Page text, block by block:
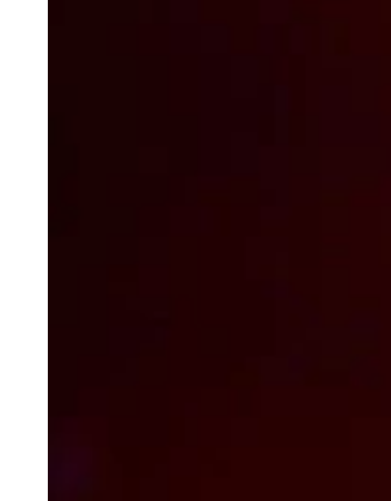
ミスＦＬＡＳＨ２０１６グラン